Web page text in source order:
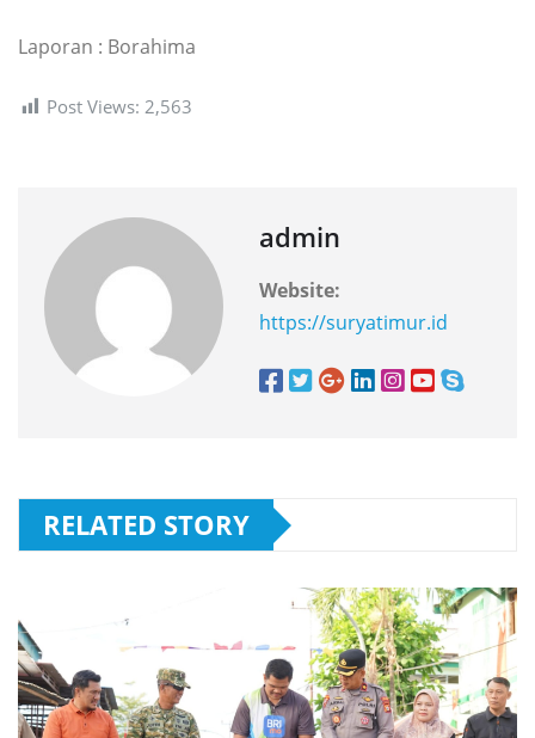
Laporan : Borahima
Post Views: 2,563
admin
Website:
https://suryatimur.id
RELATED STORY